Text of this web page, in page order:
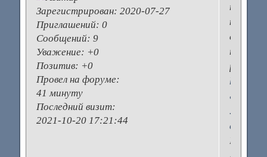
Зарегистрирован: 2020-07-27
Приглашений: 0
Сообщений: 9
Уважение: +0
Позитив: +0
Провел на форуме:
41 минуту
Последний визит:
2021-10-20 17:21:44
кроксы
сейчас
по
https://
…
Все